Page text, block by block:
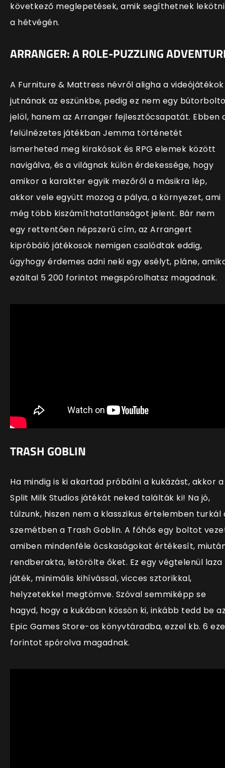
következő meglepetések, amik segíthetnek lekötni
a hétvégén.
ARRANGER: A ROLE-PUZZLING
A Furniture & Mattress névről aligha a videójátékok
jutnának az eszünkbe, pedig ez nem egy
jelöl, hanem az Arranger fejlesztőcsapatát. Ebben
felülnézetes játékban Jemma történetét
ismerheted meg kirakósok és RPG elemek között
navigálva, és a világnak külön érdekessége, hogy
amikor a karakter egyik mezőről a másikra lép,
akkor vele együtt mozog a pálya, a környezet, ami
még több kiszámíthatatlanságot jelent. Bár nem
egy rettentően népszerű cím, az Arrangert
kipróbáló játékosok nemigen csalódtak eddig,
úgyhogy érdemes adni neki egy esélyt, pláne,
ezáltal 5 200 forintot megspórolhatsz magadnak.
TRASH GOBLIN
Ha mindig is ki akartad próbálni a kukázást, akkor a
Split Milk Studios játékát neked találták ki! Na jó,
túlzunk, hiszen nem a klasszikus értelemben turkál
szemétben a Trash Goblin. A főhős egy boltot
amiben mindenféle ócskaságokat értékesít,
rendberakta, letörölte őket. Ez egy végtelenül laza
játék, minimális kihívással, vicces sztorikkal,
helyzetekkel megtömve. Szóval semmiképp se
hagyd, hogy a kukában kössön ki, inkább tedd be
Epic Games Store-os könyvtáradba, ezzel kb. 6
forintot spórolva magadnak.